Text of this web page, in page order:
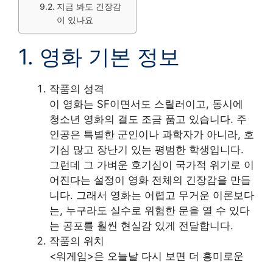
지금 봐도 긴장감
이 있나요
1. 영화 기본 정보
작품의 성격
이 영화는 SF이면서도 스릴러이고, 동시에
청소년 영화의 결도 조금 품고 있습니다. 주
인공은 특별한 군인이나 과학자가 아니라, 호
기심 많고 장난기 있는 평범한 학생입니다.
그런데 그 가벼운 호기심이 국가적 위기로 이
어진다는 설정이 영화 전체의 긴장감을 만듭
니다. 그래서 영화는 어렵고 무거운 이론보다
는, 누구라도 실수로 위험한 문을 열 수 있다
는 공포를 훨씬 현실감 있게 전달합니다.
작품의 위치
<워게임>은 오늘날 다시 보면 더 흥미로운